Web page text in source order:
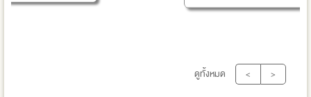
ดูทั้งหมด < >